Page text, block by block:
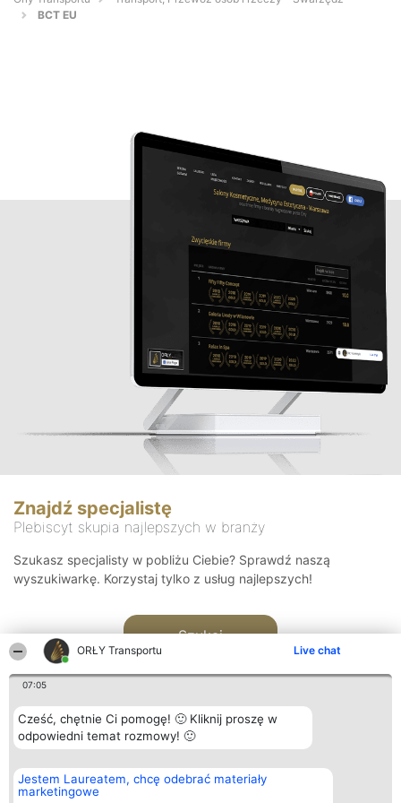
ORŁY Transportu Live chat
07:05
Cześć, chętnie Ci pomogę! 🙂 Kliknij proszę w
odpowiedni temat rozmowy! 🙂
Jestem Laureatem, chcę odebrać materiały
marketingowe
BCT EU
Znajdź specjalistę
Plebiscyt skupia najlepszych w branży
Szukasz specjalisty w pobliżu Ciebie? Sprawdź naszą
wyszukiwarkę. Korzystaj tylko z usług najlepszych!
Szukaj
Organizator plebiscytu
Bright Side Solutions sp. z o.
o. sp. k.
Plebiscyt
Laureaci
Kontakt
Kontakt